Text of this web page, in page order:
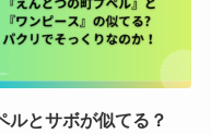
ルとサボが似てる？